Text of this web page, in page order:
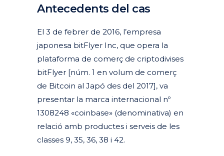
Antecedents del cas
El 3 de febrer de 2016, l’empresa
japonesa bitFlyer Inc, que opera la
plataforma de comerç de criptodivises
bitFlyer [núm. 1 en volum de comerç
de Bitcoin al Japó des del 2017], va
presentar la marca internacional nº
1308248 «coinbase» (denominativa) en
relació amb productes i serveis de les
classes 9, 35, 36, 38 i 42.